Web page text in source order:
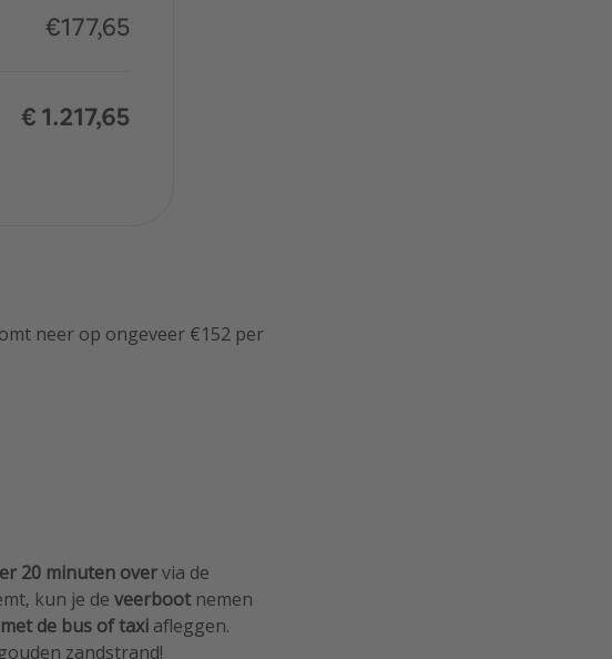
neer op ongeveer €152 per
20 minuten overvia de
kun je de veerbootnemen
de bus of taxi afleggen.
zandstrand!